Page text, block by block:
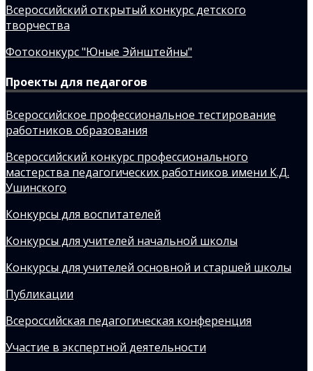
Всероссийский открытый конкурс детского
творчества
Фотоконкурс "Юные Эйнштейны"
Проекты для педагогов
Всероссийское профессиональное тестирование
работников образования
Всероссийский конкурс профессионального
мастерства педагогических работников имени К.Д.
Ушинского
Конкурсы для воспитателей
Конкурсы для учителей начальной школы
Конкурсы для учителей основной и старшей школы
Публикации
Всероссийская педагогическая конференция
Участие в экспертной деятельности